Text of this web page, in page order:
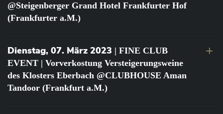
@Steigenberger Grand Hotel Frankfurter Hof
(Frankfurter a.M.)
Dienstag, 07. März 2023 | FINE CLUB
EVENT | Vorverkostung Versteigerungsweine
des Klosters Eberbach @CLUBHOUSE Aman
Tandoor (Frankfurt a.M.)